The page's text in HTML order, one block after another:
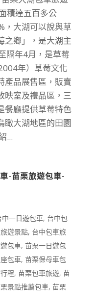
積達五百多公
，大湖可以說與草
之鄉」，是大湖主
隔年4月，是草莓
年）草莓文化
產品展售區，販賣
映室及禮品區，三
餐廳提供草莓特色
瞰大湖地區的田園
...
-苗栗旅遊包車-
中一日遊包車, 台中包
遊景點, 台中包車旅
包車, 苗栗一日遊包
包車, 苗栗保母車包
程, 苗栗包車旅遊, 苗
景點推薦包車, 苗栗